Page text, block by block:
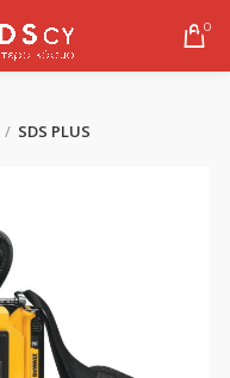
0
SDS PLUS